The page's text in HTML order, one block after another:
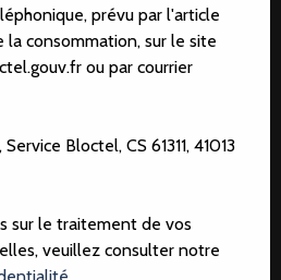
BIENS
prévu par l'article
la consommation, sur le site
ou par courrier
Bloctel, CS 61311, 41013
sur le traitement de vos
veuillez consulter notre